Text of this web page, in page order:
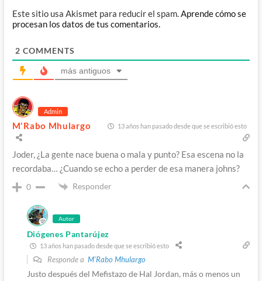
Este sitio usa Akismet para reducir el spam.Aprende cómo se
procesan los datos de tus comentarios.
2 COMMENTS
más antiguos
Admin
M'Rabo Mhulargo 13 años han pasado desde que se escribió esto
Joder, ¿La gente nace buena o mala y punto? Esa escena no la
recordaba… ¿Cuando se echo a perder de esa manera johns?
0 Responder
Autor
Diógenes Pantarújez
13 años han pasado desde que se escribió esto
Responde a M'Rabo Mhulargo
Justo después del Mefistazo de Hal Jordan, más o menos un